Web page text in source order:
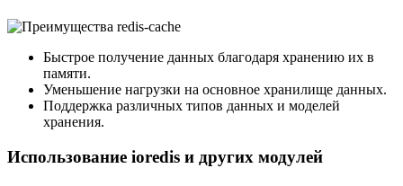
Быстрое получение данных благодаря хранению их в
памяти.
Уменьшение нагрузки на основное хранилище данных.
Поддержка различных типов данных и моделей
хранения.
Использование ioredis и других модулей